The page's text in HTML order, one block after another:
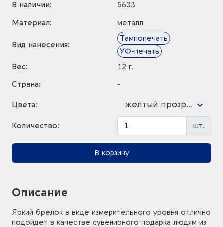
В наличии:
5633
Материал:
металл
Вид нанесения:
Тампопечать
УФ-печать
Вес:
12 г.
Страна:
-
Цвета: желтый прозрачный
Количество: шт.
В корзину
Описание
Яркий брелок в виде измерительного уровня отлично
подойдет в качестве сувенирного подарка людям из